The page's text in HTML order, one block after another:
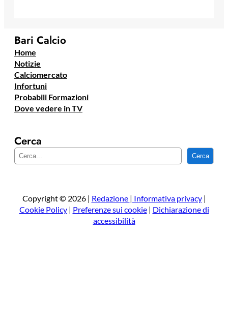
Bari Calcio
Home
Notizie
Calciomercato
Infortuni
Probabili Formazioni
Dove vedere in TV
Cerca
e
a
Cerca
Copyright © 2026 | Redazione | Informativa privacy|
Cookie Policy| Preferenze sui cookie| Dichiarazione di
accessibilità